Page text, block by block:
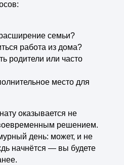
семьи?
работа из дома?
родители или часто
место для
оказывается не
решением.
день: может, и не
начнётся — вы будете